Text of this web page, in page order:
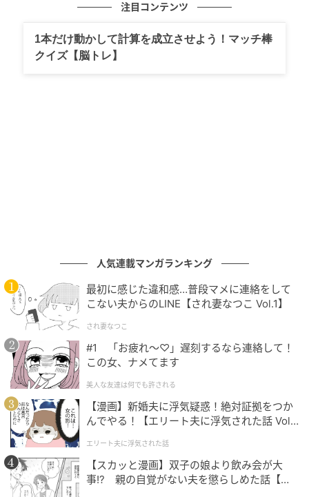
注目コンテンツ
1本だけ動かして計算を成立させよう！マッチ棒
クイズ【脳トレ】
人気連載マンガランキング
最初に感じた違和感…普段マメに連絡をして
こない夫からのLINE【され妻なつこ Vol.1】
され妻なつこ
#1 「お疲れ〜♡」遅刻するなら連絡して！
この女、ナメてます
美人な友達は何でも許される
【漫画】新婚夫に浮気疑惑！絶対証拠をつか
んでやる！【エリート夫に浮気された話 Vol.
エリート夫に浮気された話
【スカッと漫画】双子の娘より飲み会が大
事!? 親の自覚がない夫を懲らしめた話【第1